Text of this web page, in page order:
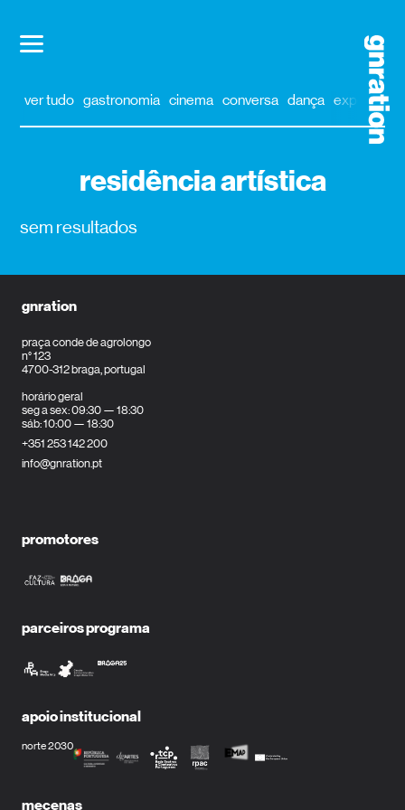
ver tudo gastronomia cinema conversa dança exposição
residência artística
sem resultados
gnration
praça conde de agrolongo
n° 123
4700-312 braga, portugal
horário geral
seg a sex: 09:30 — 18:30
sáb: 10:00 — 18:30
+351 253 142 200
info@gnration.pt
promotores
parceiros programa
apoio institucional
norte 2030
mecenas